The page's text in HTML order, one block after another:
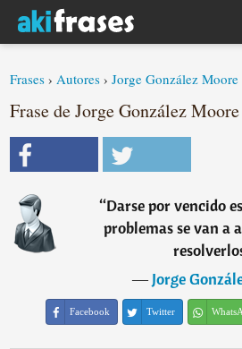
Frases ›Autores ›Jorge González Moore
Frase de Jorge González Moore
“Darse por vencido
problemas se van a
―Jorge
Facebook Twitter